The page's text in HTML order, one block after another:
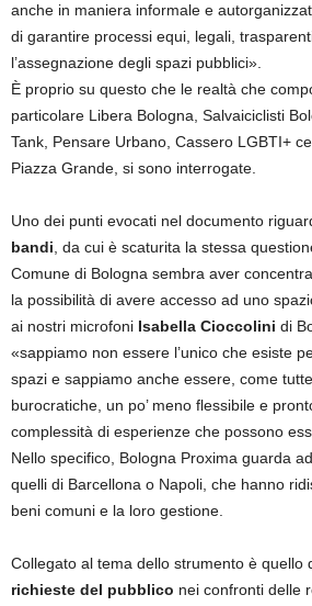
anche in maniera informale e
di garantire processi equi, legali,
l’assegnazione degli spazi pubblici».
È proprio su questo che le realtà che
particolare Libera Bologna, Salvaiciclisti
Tank, Pensare Urbano, Cassero LGBTI+
Piazza Grande, si sono interrogate.
Uno dei punti evocati nel documento
bandi, da cui è scaturita la stessa
Comune di Bologna sembra aver
la possibilità di avere accesso ad uno
ai nostri microfoni Isabella Cioccolini di
«sappiamo non essere l’unico che esiste
spazi e sappiamo anche essere, come
burocratiche, un po’ meno flessibile e
complessità di esperienze che possono
Nello specifico, Bologna Proxima guarda
quelli di Barcellona o Napoli, che hanno
beni comuni e la loro gestione.
Collegato al tema dello strumento è quello
richieste del pubblico nei confronti delle